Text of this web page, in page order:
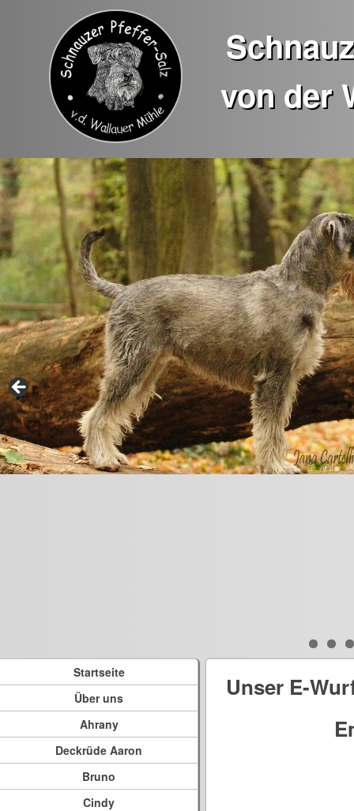
von der
Startseite
Über uns
Ahrany
Deckrüde Aaron
Bruno
Cindy
Unser E-